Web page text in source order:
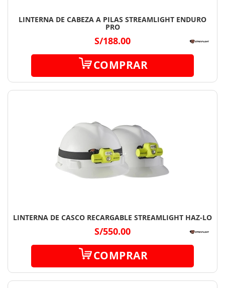
LINTERNA DE CABEZA A PILAS STREAMLIGHT ENDURO
PRO
S/188.00
COMPRAR
LINTERNA DE CASCO RECARGABLE STREAMLIGHT HAZ-LO
S/550.00
COMPRAR